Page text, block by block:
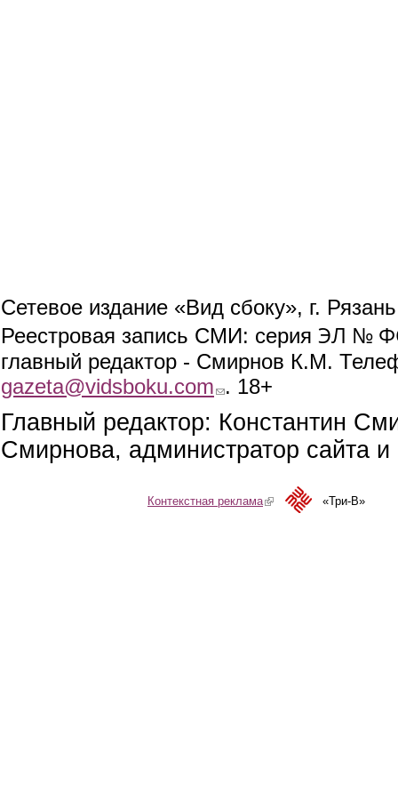
Сетевое издание «Вид сбоку», г.
Реестровая запись СМИ: серия ЭЛ №
главный редактор - Смирнов К.М.
gazeta@vidsboku.com (link sends e-mail)
. 18+
Главный редактор: Константин
Смирнова, администратор сайта
Контекстная реклама(link is external)«Три-В»